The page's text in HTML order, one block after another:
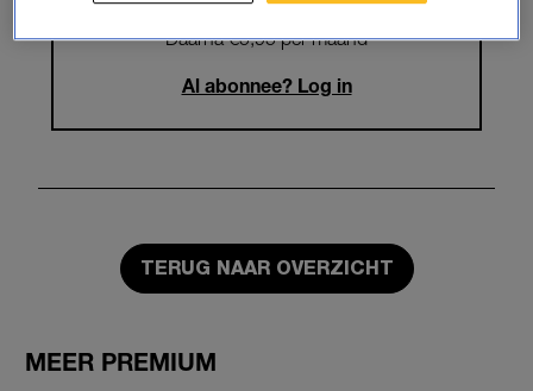
Daarna €5,95 per maand
Al abonnee? Log in
TERUG NAAR OVERZICHT
MEER PREMIUM